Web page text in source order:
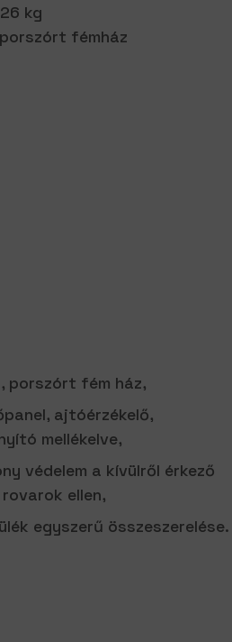
kg
fémház
porszórt fém ház,
ajtóérzékelő,
mellékelve,
védelem a kívülről érkező
ellen,
egyszerű összeszerelése.